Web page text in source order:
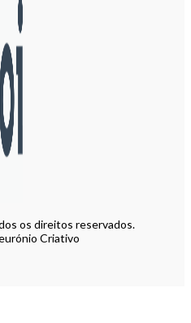
os direitos reservados.
Criativo